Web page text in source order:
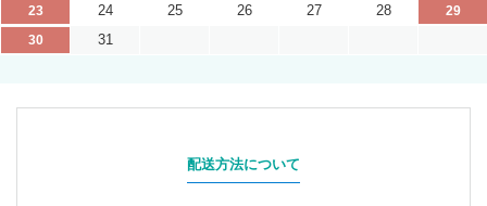
23
24 25 26 27 28
29
30
31
配送方法について